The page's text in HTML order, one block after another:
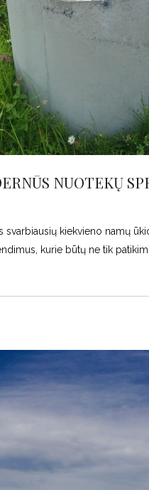
NUOTEKŲ
kiekvieno namų
kurie būtų ne tik